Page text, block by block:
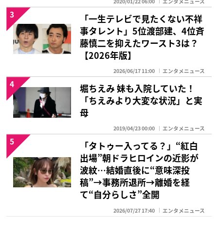
「一生テレビで見たくない不祥
事タレント」5位渡部建、4位斉
藤慎二を抑えたワースト3は？
【2026年版】
2026/06/17 11:00 エンタメニュース
3
堀ちえみ 妹も入院していた！
「ちえみより大変な状況」と実
母
2019/04/23 00:00 エンタメニュース
4
「タトゥー入ってる？」“紅白
出場”朝ドラヒロインの近影が
波紋…結婚直後に“意味深投
稿”→事務所退所→離婚を経
て“自分らしさ”全開
2026/07/27 17:40 エンタメニュース
5